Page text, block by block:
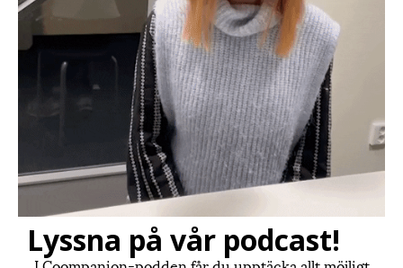
Lyssna på vår podcast!